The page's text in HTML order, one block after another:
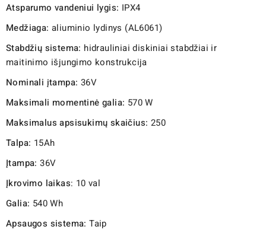
Atsparumo vandeniui lygis: IPX4
Medžiaga: aliuminio lydinys (AL6061)
Stabdžių sistema: hidrauliniai diskiniai stabdžiai ir
maitinimo išjungimo konstrukcija
Nominali įtampa: 36V
Maksimali momentinė galia: 570 W
Maksimalus apsisukimų skaičius: 250
Talpa: 15Ah
Įtampa: 36V
Įkrovimo laikas: 10 val
Galia: 540 Wh
Apsaugos sistema: Taip